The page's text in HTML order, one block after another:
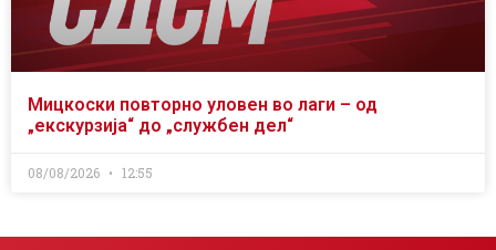
Мицкоски повторно уловен во лаги – од
„екскурзија“ до „службен дел“
08/08/2026 12:55